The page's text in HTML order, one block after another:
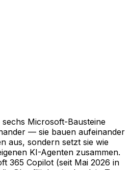
Microsoft-Bausteine
— sie bauen aufeinander
aus, sondern setzt sie wie
KI-Agenten zusammen.
365 Copilot (seit Mai 2026 in